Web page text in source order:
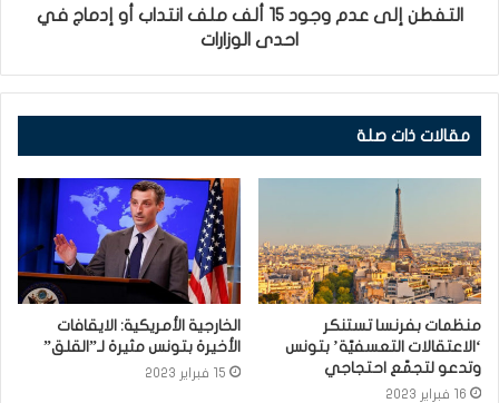
التفطن إلى عدم وجود 15 ألف ملف انتداب أو إدماج في
احدى الوزارات
مقالات ذات صلة
منظمات بفرنسا تستنكر
‘الاعتقالات التعسفيّة’ بتونس
وتدعو لتجمّع احتجاجي
16 فبراير 2023
الخارجية الأمريكية: الايقافات
الأخيرة بتونس مثيرة لـ”القلق”
15 فبراير 2023